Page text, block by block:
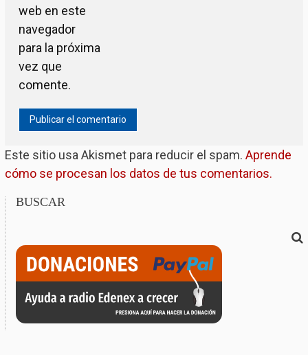
web en este
navegador
para la próxima
vez que
comente.
Este sitio usa Akismet para reducir el spam. Aprende
cómo se procesan los datos de tus comentarios.
BUSCAR